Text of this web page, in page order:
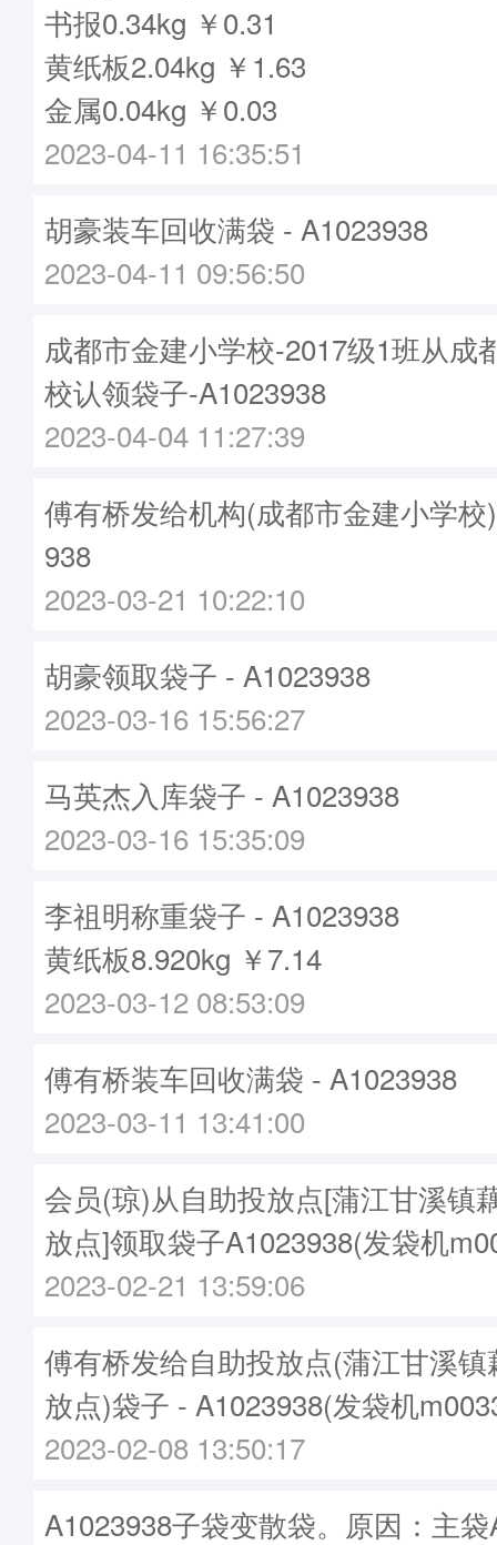
书报0.34kg ￥0.31
黄纸板2.04kg ￥1.63
金属0.04kg ￥0.03
2023-04-11 16:35:51
胡豪装车回收满袋 - A1023938
2023-04-11 09:56:50
成都市金建小学校-2017级1班从成
校认领袋子-A1023938
2023-04-04 11:27:39
傅有桥发给机构(成都市金建小学校
938
2023-03-21 10:22:10
胡豪领取袋子 - A1023938
2023-03-16 15:56:27
马英杰入库袋子 - A1023938
2023-03-16 15:35:09
李祖明称重袋子 - A1023938
黄纸板8.920kg ￥7.14
2023-03-12 08:53:09
傅有桥装车回收满袋 - A1023938
2023-03-11 13:41:00
会员(琼)从自助投放点[蒲江甘溪镇
放点]领取袋子A1023938(发袋机
2023-02-21 13:59:06
傅有桥发给自助投放点(蒲江甘溪
放点)袋子 - A1023938(发袋机
2023-02-08 13:50:17
A1023938子袋变散袋。原因：主